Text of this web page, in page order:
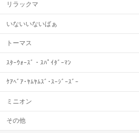
リラックマ
いないいないばぁ
トーマス
ｽﾀｰｳｫｰｽﾞ・ｽﾊﾟｲﾀﾞｰﾏﾝ
ｹｱﾍﾞｱ･ﾔﾑﾔﾑｽﾞ･ｽｰｼﾞｰｽﾞｰ
ミニオン
その他